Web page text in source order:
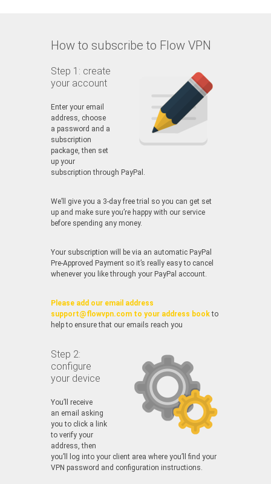
How to subscribe to Flow VPN
Step 1: create
your account
Enter your email
address, choose
a password and a
subscription
package, then set
up your
subscription through PayPal.
We’ll give you a 3-day free trial so you can get set
up and make sure you’re happy with our service
before spending any money.
Your subscription will be via an automatic PayPal
Pre-Approved Payment so it’s really easy to cancel
whenever you like through your PayPal account.
Please add our email address
support@flowvpn.com to your address bookto
help to ensure that our emails reach you
Step 2:
configure
your device
You’ll receive
an email asking
you to click a link
to verify your
address, then
you’ll log into your client area where you’ll find your
VPN password and configuration instructions.